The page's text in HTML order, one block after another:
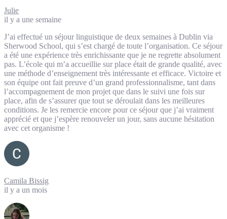
Julie
il y a une semaine
J’ai effectué un séjour linguistique de deux semaines à Dublin via
Sherwood School, qui s’est chargé de toute l’organisation. Ce séjour
a été une expérience très enrichissante que je ne regrette absolument
pas. L’école qui m’a accueillie sur place était de grande qualité, avec
une méthode d’enseignement très intéressante et efficace. Victoire et
son équipe ont fait preuve d’un grand professionnalisme, tant dans
l’accompagnement de mon projet que dans le suivi une fois sur
place, afin de s’assurer que tout se déroulait dans les meilleures
conditions. Je les remercie encore pour ce séjour que j’ai vraiment
apprécié et que j’espère renouveler un jour, sans aucune hésitation
avec cet organisme !
Camila Bissig
il y a un mois